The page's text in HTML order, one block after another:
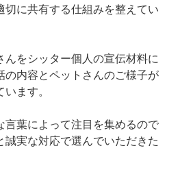
切に共有する仕組みを整えてい
んをシッター個人の宣伝材料に
の内容とペットさんのご様子が
ます。
言葉によって注目を集めるので
誠実な対応で選んでいただきた